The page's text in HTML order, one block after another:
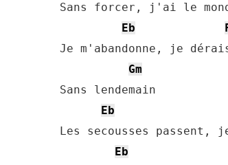
Sans forcer, j'ai le
Eb
Je m'abandonne, je
Gm
Sans lendemain
Eb
Les secousses passent,
Eb